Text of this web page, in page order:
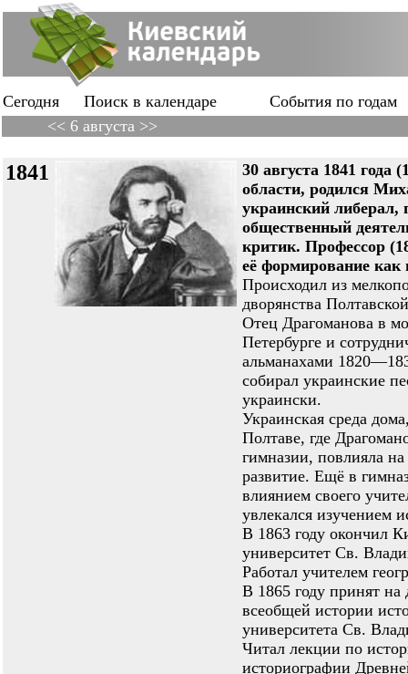
Сегодня Поиск в календаре
События по годам
<< 6 августа >>
1841
30 августа 1841 года
области, родился
украинский либерал,
общественный
критик. Профессор
её формирование как
Происходил из
дворянства
Отец Драгоманова в
Петербурге и
альманахами
собирал украинские
украински.
Украинская среда
Полтаве, где
гимназии, повлияла
развитие. Ещё в
влиянием своего
увлекался изучением
В 1863 году окончил
университет Св.
Работал учителем
В 1865 году принят на
всеобщей истории
университета Св.
Читал лекции по
историографии